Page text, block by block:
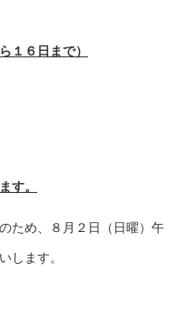
１６日まで）
す。
ため、８月２日（日曜）午
します。